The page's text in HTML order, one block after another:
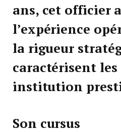
ans, cet officier
l’expérience
la rigueur
caractérisent les
institution
Son cursus